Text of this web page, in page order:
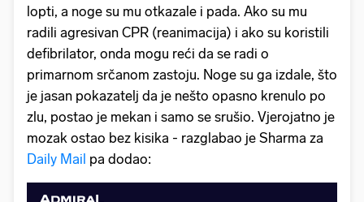
lopti, a noge su mu otkazale i pada. Ako su mu
radili agresivan CPR (reanimacija) i ako su koristili
defibrilator, onda mogu reći da se radi o
primarnom srčanom zastoju. Noge su ga izdale, što
je jasan pokazatelj da je nešto opasno krenulo po
zlu, postao je mekan i samo se srušio. Vjerojatno je
mozak ostao bez kisika - razglabao je Sharma za
Daily Mail pa dodao: